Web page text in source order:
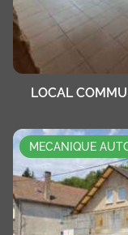
LOCAL
MECANIQUE